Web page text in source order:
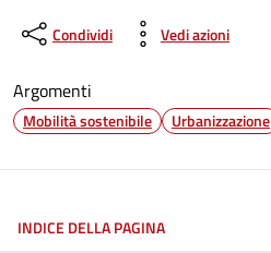
Condividi Vedi azioni
Argomenti
Mobilità sostenibile Urbanizzazione
INDICE DELLA PAGINA